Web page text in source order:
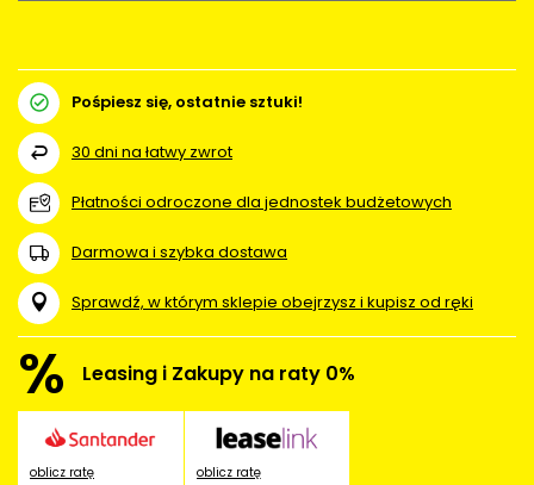
Pośpiesz się, ostatnie sztuki!
30 dni na łatwy zwrot
Płatności odroczone dla jednostek budżetowych
Darmowa i szybka dostawa
Sprawdź, w którym sklepie obejrzysz i kupisz od ręki
% Leasing i Zakupy na raty 0%
oblicz ratę oblicz ratę